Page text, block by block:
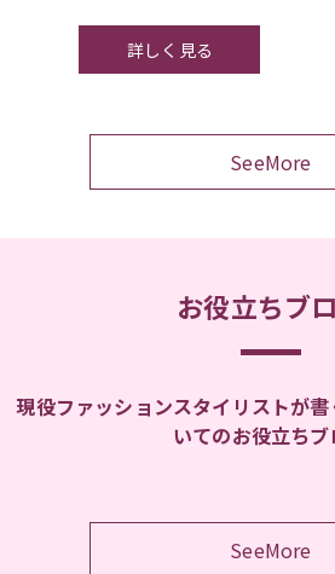
詳しく見る
SeeMore
お役立ちブ
現役ファッションスタイリストが
いてのお役立ち
SeeMore